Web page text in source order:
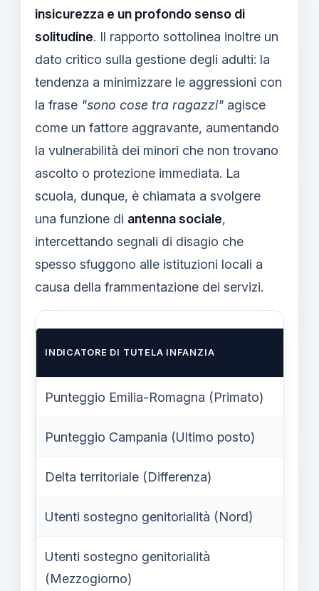
insicurezza e un profondo senso di
solitudine. Il rapporto sottolinea inoltre un
dato critico sulla gestione degli adulti: la
tendenza a minimizzare le aggressioni con
la frase "sono cose tra ragazzi" agisce
come un fattore aggravante, aumentando
la vulnerabilità dei minori che non trovano
ascolto o protezione immediata. La
scuola, dunque, è chiamata a svolgere
una funzione di antenna sociale,
intercettando segnali di disagio che
spesso sfuggono alle istituzioni locali a
causa della frammentazione dei servizi.
INDICATORE DI TUTELA INFANZIA
Punteggio Emilia-Romagna (Primato)
Punteggio Campania (Ultimo posto)
Delta territoriale (Differenza)
Utenti sostegno genitorialità (Nord)
Utenti sostegno genitorialità
(Mezzogiorno)